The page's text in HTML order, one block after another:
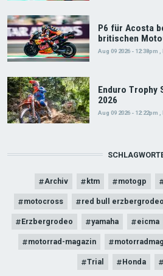
P6 für Acosta
britischen
Aug 09 2026 - 12:38pm ,
Enduro Trophy
2026
Aug 09 2026 - 12:22pm
Archiv ktm motogp
motocross red bull erzbergrodeo
Erzbergrodeo yamaha eicma
motorrad-magazin
Trial Honda